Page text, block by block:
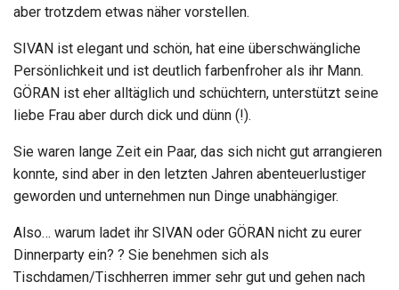
aber trotzdem etwas näher vorstellen.
SIVAN ist elegant und schön, hat eine überschwängliche
Persönlichkeit und ist deutlich farbenfroher als ihr Mann.
GÖRAN ist eher alltäglich und schüchtern, unterstützt seine
liebe Frau aber durch dick und dünn (!).
Sie waren lange Zeit ein Paar, das sich nicht gut arrangieren
konnte, sind aber in den letzten Jahren abenteuerlustiger
geworden und unternehmen nun Dinge unabhängiger.
Also… warum ladet ihr SIVAN oder GÖRAN nicht zu eurer
Dinnerparty ein? ? Sie benehmen sich als
Tischdamen/Tischherren immer sehr gut und gehen nach